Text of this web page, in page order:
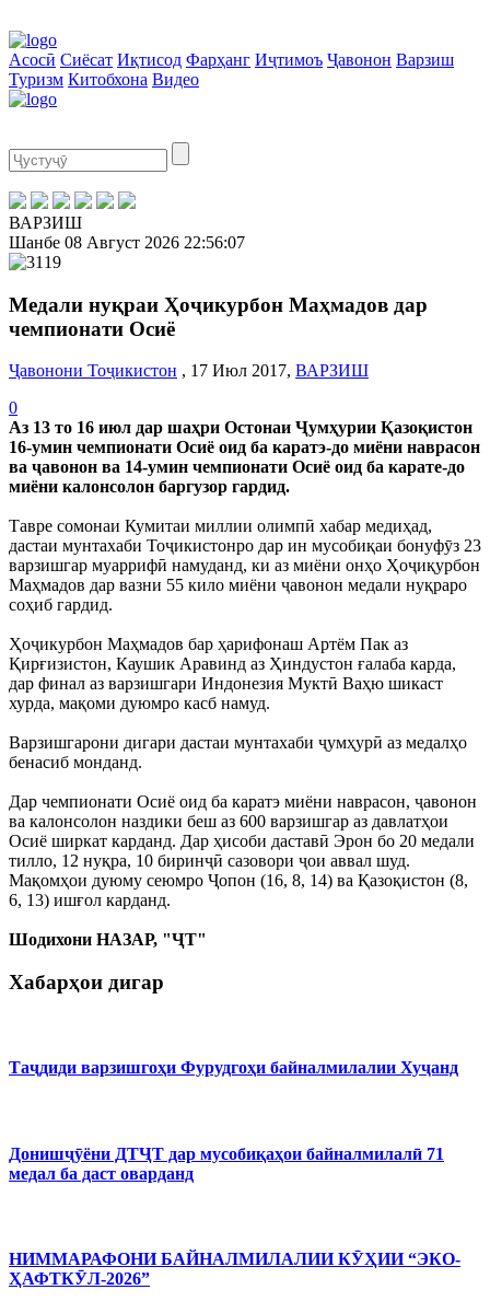
Асосӣ Сиёсат Иқтисод Фарҳанг Иҷтимоъ Ҷавонон Варзиш
Туризм Китобхона Видео
ВАРЗИШ
Шанбе 08 Август 2026 22:56:07
Медали нуқраи Ҳоҷикурбон Маҳмадов дар
чемпионати Осиё
Ҷавонони Тоҷикистон , 17 Июл 2017, ВАРЗИШ
0
Аз 13 то 16 июл дар шаҳри Остонаи Ҷумҳурии Қазоқистон
16-умин чемпионати Осиё оид ба каратэ-до миёни наврасон
ва ҷавонон ва 14-умин чемпионати Осиё оид ба карате-до
миёни калонсолон баргузор гардид.
Тавре сомонаи Кумитаи миллии олимпӣ хабар медиҳад,
дастаи мунтахаби Тоҷикистонро дар ин мусобиқаи бонуфӯз 23
варзишгар муаррифӣ намуданд, ки аз миёни онҳо Ҳоҷиқурбон
Маҳмадов дар вазни 55 кило миёни ҷавонон медали нуқраро
соҳиб гардид.
Ҳоҷикурбон Маҳмадов бар ҳарифонаш Артём Пак аз
Қирғизистон, Каушик Аравинд аз Ҳиндустон ғалаба карда,
дар финал аз варзишгари Индонезия Муктӣ Ваҳю шикаст
хурда, мақоми дуюмро касб намуд.
Варзишгарони дигари дастаи мунтахаби ҷумҳурӣ аз медалҳо
бенасиб монданд.
Дар чемпионати Осиё оид ба каратэ миёни наврасон, ҷавонон
ва калонсолон наздики беш аз 600 варзишгар аз давлатҳои
Осиё ширкат карданд. Дар ҳисоби даставӣ Эрон бо 20 медали
тилло, 12 нуқра, 10 биринҷӣ сазовори ҷои аввал шуд.
Мақомҳои дуюму сеюмро Ҷопон (16, 8, 14) ва Қазоқистон (8,
6, 13) ишғол карданд.
Шодихони НАЗАР, "ҶТ"
Хабарҳои дигар
Таҷдиди варзишгоҳи Фурудгоҳи байналмилалии Хуҷанд
Донишҷӯёни ДТҶТ дар мусобиқаҳои байналмилалӣ 71
медал ба даст оварданд
НИММАРАФОНИ БАЙНАЛМИЛАЛИИ КӮҲИИ “ЭКО-
ҲАФТКӮЛ-2026”